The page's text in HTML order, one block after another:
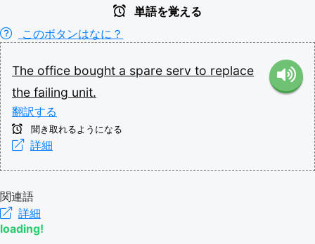
単語を覚える
このボタンはなに？
The office bought a spare serv to replace
the failing unit.
翻訳する
聞き取れるようになる
詳細
関連語
詳細
loading!